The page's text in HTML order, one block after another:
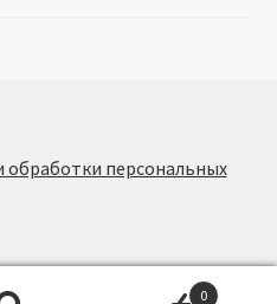
персональных
0